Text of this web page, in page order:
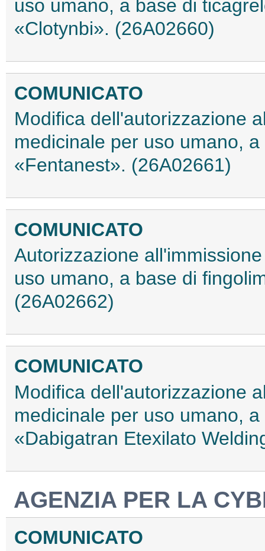
uso umano, a base di
«Clotynbi». (26A02660)
COMUNICATO
Modifica dell'autorizzazione
medicinale per uso umano,
«Fentanest». (26A02661)
COMUNICATO
Autorizzazione
uso umano, a base di
(26A02662)
COMUNICATO
Modifica dell'autorizzazione
medicinale per uso umano,
«Dabigatran Etexilato
AGENZIA PER LA
COMUNICATO